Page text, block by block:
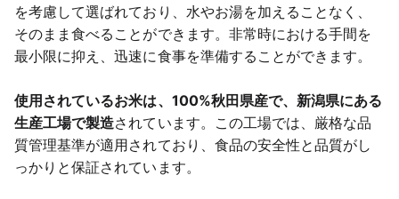
を考慮して選ばれており、水やお湯を加えることなく、
そのまま食べることができます。非常時における手間を
最小限に抑え、迅速に食事を準備することができます。
使用されているお米は、100%秋田県産で、新潟県にある
生産工場で製造されています。この工場では、厳格な品
質管理基準が適用されており、食品の安全性と品質がし
っかりと保証されています。